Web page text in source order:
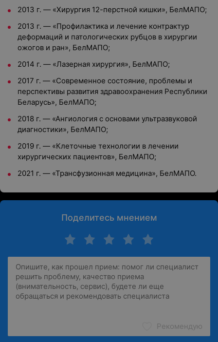
2013 г. — «Хирургия 12-перстной кишки», БелМАПО;
2013 г. — «Профилактика и лечение контрактур
деформаций и патологических рубцов в хирургии
ожогов и ран», БелМАПО;
2014 г. — «Лазерная хирургия», БелМАПО;
2017 г. — «Современное состояние, проблемы и
перспективы развития здравоохранения Республики
Беларусь», БелМАПО;
2018 г. — «Ангиология с основами ультразвуковой
диагностики», БелМАПО;
2019 г. — «Клеточные технологии в лечении
хирургических пациентов», БелМАПО;
2021 г. — «Трансфузионная медицина», БелМАПО.
Поделитесь мнением
Рекомендую